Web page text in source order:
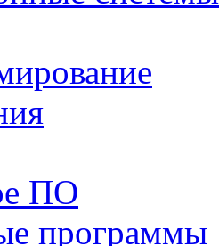
ПО
программы